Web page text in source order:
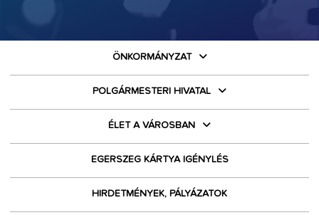
ÖNKORMÁNYZAT
POLGÁRMESTERI HIVATAL
ÉLET A VÁROSBAN
EGERSZEG KÁRTYA IGÉNYLÉS
HIRDETMÉNYEK, PÁLYÁZATOK